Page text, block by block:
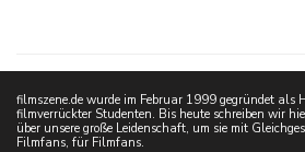
filmszene.de wurde im Februar 1999 gegründet als
filmverrückter Studenten. Bis heute schreiben wir
über unsere große Leidenschaft, um sie mit
Filmfans, für Filmfans.